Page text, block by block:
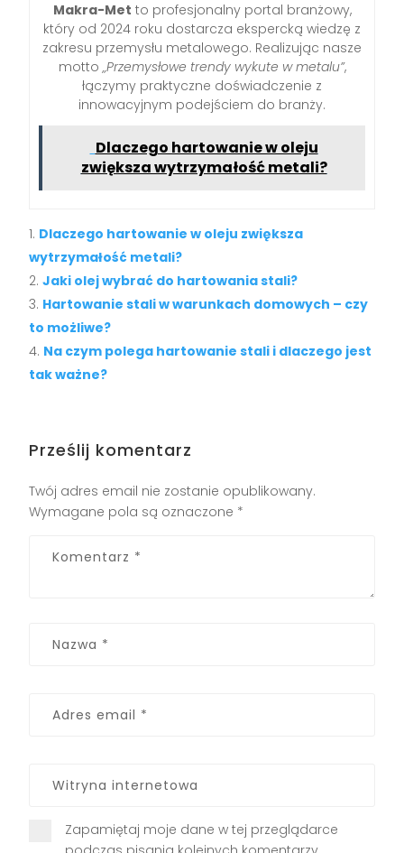
Makra-Met to profesjonalny portal branżowy,
który od 2024 roku dostarcza ekspercką wiedzę z
zakresu przemysłu metalowego. Realizując nasze
motto„Przemysłowe trendy wykute w metalu”,
łączymy praktyczne doświadczenie z
innowacyjnym podejściem do branży.
Dlaczego hartowanie w oleju
zwiększa wytrzymałość metali?
Dlaczego hartowanie w oleju zwiększa
wytrzymałość metali?
Jaki olej wybrać do hartowania stali?
Hartowanie stali w warunkach domowych – czy
to możliwe?
Na czym polega hartowanie stali i dlaczego jest
tak ważne?
Prześlij komentarz
Twój adres email nie zostanie opublikowany.
Wymagane pola są oznaczone *
Zapamiętaj moje dane w tej przeglądarce